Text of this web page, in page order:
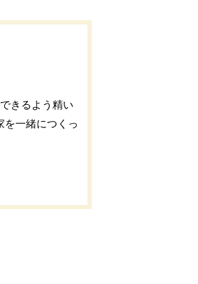
きるよう精い
を一緒につくっ